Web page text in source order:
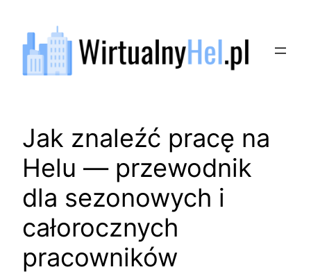
treści
Jak znaleźć pracę na
Helu — przewodnik
dla sezonowych i
całorocznych
pracowników